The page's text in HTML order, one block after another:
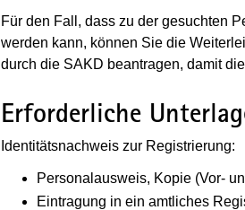
Für den Fall, dass zu der gesuchten
werden kann, können Sie die
durch die SAKD beantragen, damit
Erforderliche
Identitätsnachweis zur Registrierung:
Personalausweis, Kopie (Vor-
Eintragung in ein amtliches